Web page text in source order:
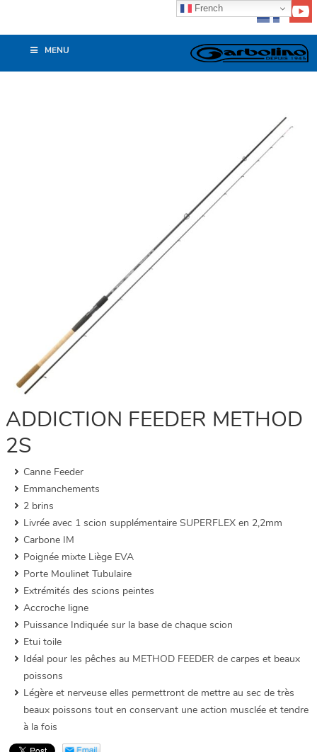
MENU
ADDICTION FEEDER METHOD
2S
Canne Feeder
Emmanchements
2 brins
Livrée avec 1 scion supplémentaire SUPERFLEX en 2,2mm
Carbone IM
Poignée mixte Liège EVA
Porte Moulinet Tubulaire
Extrémités des scions peintes
Accroche ligne
Puissance Indiquée sur la base de chaque scion
Etui toile
Idéal pour les pêches au METHOD FEEDER de carpes et beaux
poissons
Légère et nerveuse elles permettront de mettre au sec de très
beaux poissons tout en conservant une action musclée et tendre
à la fois
French